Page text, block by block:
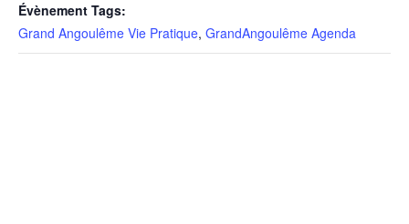
Évènement Tags:
Grand Angoulême Vie Pratique, GrandAngoulême Agenda